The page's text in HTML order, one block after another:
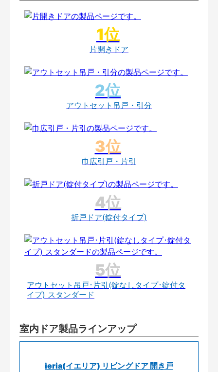
片開きドア
アウトセット吊戸・引分
巾広引戸・片引
折戸ドア(錠付タイプ)
アウトセット吊戸･片引(錠なしタイプ･錠付タ
イプ) スタンダード
室内ドア製品ラインアップ
ieria(イエリア) リビングドア 開き戸